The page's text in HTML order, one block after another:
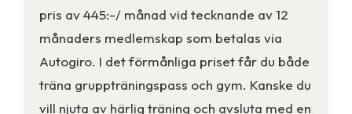
pris av 445:-/ månad vid tecknande av 12
månaders medlemskap som betalas via
Autogiro. I det förmånliga priset får du både
träna gruppträningspass och gym. Kanske du
vill njuta av härlig träning och avsluta med en